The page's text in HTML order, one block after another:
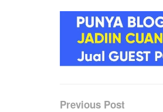
Previous Post